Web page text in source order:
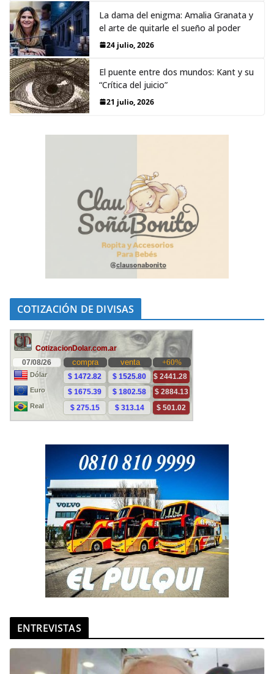
La dama del enigma: Amalia Granata y
el arte de quitarle el sueño al poder
24 julio, 2026
El puente entre dos mundos: Kant y su
“Crítica del juicio”
21 julio, 2026
COTIZACIÓN DE DIVISAS
ENTREVISTAS